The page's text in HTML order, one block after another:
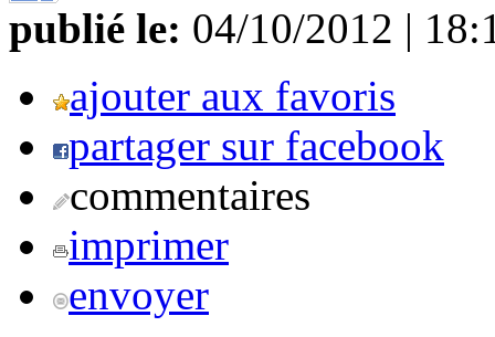
publié le: 04/10/2012 |
ajouter aux favoris
partager sur facebook
commentaires
imprimer
envoyer